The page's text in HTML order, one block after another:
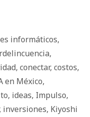
informáticos,
,
, conectar, costos,
en México,
, ideas, Impulso,
inversiones, Kiyoshi